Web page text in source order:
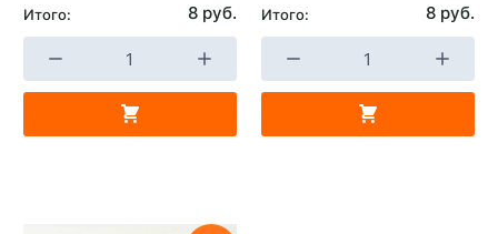
Итого: 8 руб. Итого: 8 руб.